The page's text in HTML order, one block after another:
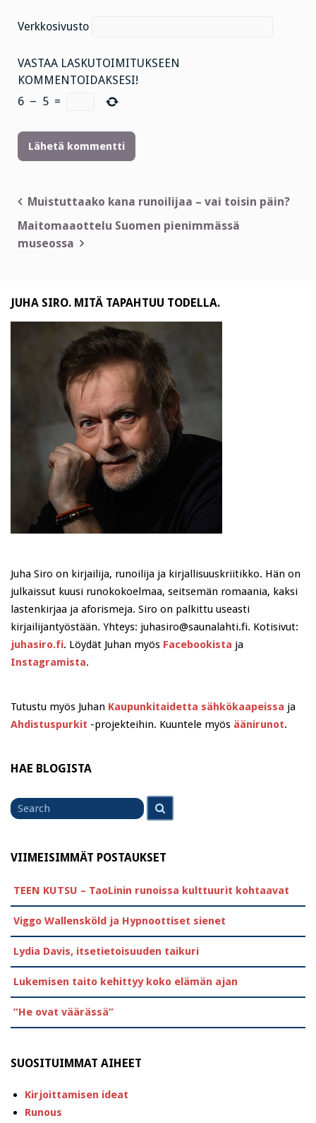
Verkkosivusto
VASTAA LASKUTOIMITUKSEEN
KOMMENTOIDAKSESI!
6 − 5 =
Artikkelien
selaus
Muistuttaako kana runoilijaa – vai toisin päin?
Maitomaaottelu Suomen pienimmässä
museossa
JUHA SIRO. MITÄ TAPAHTUU TODELLA.
Juha Siro on kirjailija, runoilija ja kirjallisuuskriitikko. Hän on
julkaissut kuusi runokokoelmaa, seitsemän romaania, kaksi
lastenkirjaa ja aforismeja. Siro on palkittu useasti
kirjailijantyöstään. Yhteys: juhasiro@saunalahti.fi. Kotisivut:
juhasiro.fi. Löydät Juhan myös Facebookista ja
Instagramista.
Tutustu myös Juhan Kaupunkitaidetta sähkökaapeissa ja
Ahdistuspurkit -projekteihin. Kuuntele myös äänirunot.
HAE BLOGISTA
Search
for
VIIMEISIMMÄT POSTAUKSET
TEEN KUTSU – TaoLinin runoissa kulttuurit kohtaavat
Viggo Wallensköld ja Hypnoottiset sienet
Lydia Davis, itsetietoisuuden taikuri
Lukemisen taito kehittyy koko elämän ajan
”He ovat väärässä”
SUOSITUIMMAT AIHEET
Kirjoittamisen ideat
Runous